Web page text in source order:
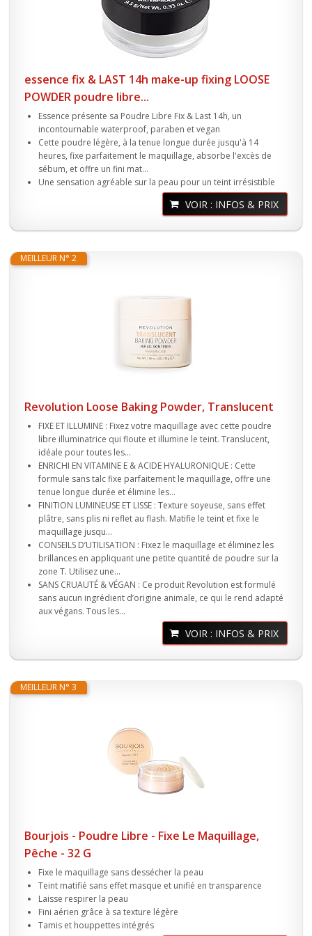
essence fix & LAST 14h make-up fixing LOOSE
POWDER poudre libre...
Essence présente sa Poudre Libre Fix & Last 14h, un
incontournable waterproof, paraben et vegan
Cette poudre légère, à la tenue longue durée jusqu'à 14
heures, fixe parfaitement le maquillage, absorbe l'excès de
sébum, et offre un fini mat...
Une sensation agréable sur la peau pour un teint irrésistible
VOIR : INFOS & PRIX
MEILLEUR N° 2
Revolution Loose Baking Powder, Translucent
FIXE ET ILLUMINE : Fixez votre maquillage avec cette poudre
libre illuminatrice qui floute et illumine le teint. Translucent,
idéale pour toutes les...
ENRICHI EN VITAMINE E & ACIDE HYALURONIQUE : Cette
formule sans talc fixe parfaitement le maquillage, offre une
tenue longue durée et élimine les...
FINITION LUMINEUSE ET LISSE : Texture soyeuse, sans effet
plâtre, sans plis ni reflet au flash. Matifie le teint et fixe le
maquillage jusqu...
CONSEILS D’UTILISATION : Fixez le maquillage et éliminez les
brillances en appliquant une petite quantité de poudre sur la
zone T. Utilisez une...
SANS CRUAUTÉ & VÉGAN : Ce produit Revolution est formulé
sans aucun ingrédient d’origine animale, ce qui le rend adapté
aux végans. Tous les...
VOIR : INFOS & PRIX
MEILLEUR N° 3
Bourjois - Poudre Libre - Fixe Le Maquillage,
Pêche - 32 G
Fixe le maquillage sans dessécher la peau
Teint matifié sans effet masque et unifié en transparence
Laisse respirer la peau
Fini aérien grâce à sa texture légère
Tamis et houppettes intégrés